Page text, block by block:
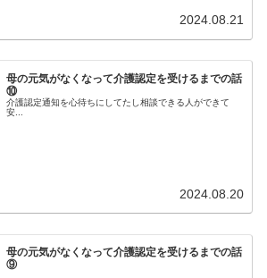
2024.08.21
母の元気がなくなって介護認定を受けるまでの話
⑩
介護認定通知を心待ちにしてたし相談できる人ができて
安...
2024.08.20
母の元気がなくなって介護認定を受けるまでの話
⑨